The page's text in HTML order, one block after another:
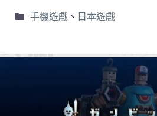
手機遊戲、 日本遊戲